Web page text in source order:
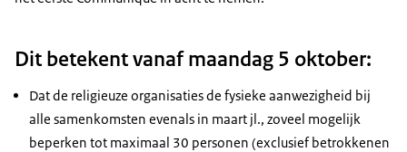
Dit betekent vanaf maandag 5 oktober:
Dat de religieuze organisaties de fysieke aanwezigheid bij
alle samenkomsten evenals in maart jl., zoveel mogelijk
beperken tot maximaal 30 personen (exclusief betrokkenen